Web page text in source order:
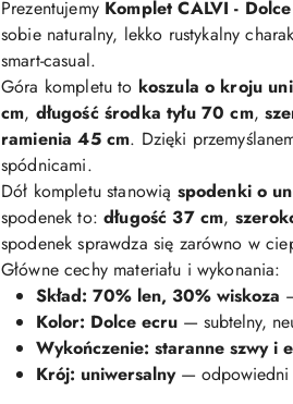
Prezentujemy Komplet CALVI -
sobie naturalny, lekko rustykalny
smart-casual.
Góra kompletu to koszula o kroju
cm, długość środka tyłu 70 cm,
ramienia 45 cm. Dzięki
spódnicami.
Dół kompletu stanowią spodenki o
spodenek to: długość 37 cm,
spodenek sprawdza się zarówno w
Główne cechy materiału i wykonania:
Skład: 70% len, 30% wiskoza
Kolor: Dolce ecru — subtelny,
Wykończenie: staranne szwy i
Krój: uniwersalny — odpowiedni